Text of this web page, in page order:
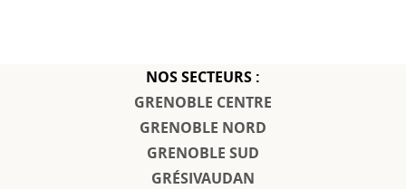
NOS SECTEURS :
GRENOBLE CENTRE
GRENOBLE NORD
GRENOBLE SUD
GRÉSIVAUDAN